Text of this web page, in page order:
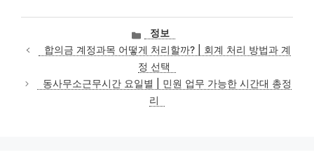
카
테
고
리
정보
합의금 계정과목 어떻게 처리할까? | 회계 처리 방법과 계
정 선택
동사무소근무시간 요일별 | 민원 업무 가능한 시간대 총정
리